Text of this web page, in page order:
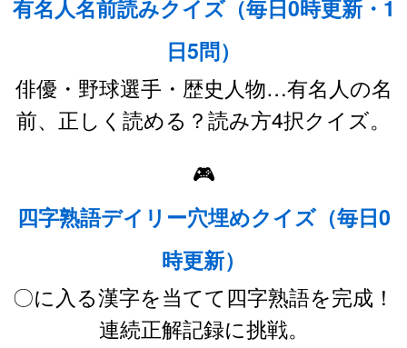
有名人名前読みクイズ（毎日0時更新・1
日5問）
俳優・野球選手・歴史人物…有名人の名
前、正しく読める？読み方4択クイズ。
🎮
四字熟語デイリー穴埋めクイズ（毎日0
時更新）
〇に入る漢字を当てて四字熟語を完成！
連続正解記録に挑戦。